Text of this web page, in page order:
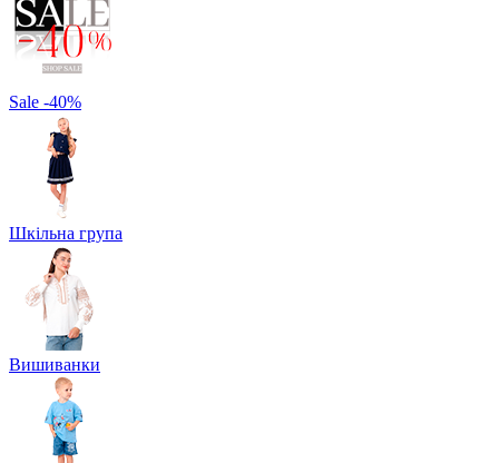
Sale -40%
Шкільна група
Вишиванки